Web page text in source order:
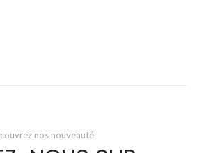
nos nouveauté